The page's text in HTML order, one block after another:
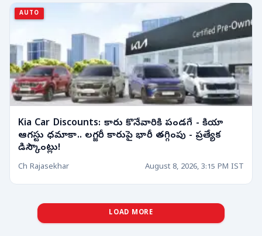
AUTO
Kia Car Discounts: కారు కొనేవారికి పండగే - కియా
ఆగస్టు ధమాకా.. లగ్జరీ కారుపై భారీ తగ్గింపు - ప్రత్యేక
డిస్కౌంట్లు!
Ch Rajasekhar August 8, 2026, 3:15 PM IST
LOAD MORE